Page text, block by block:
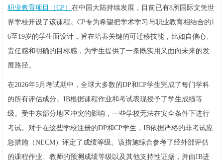
职业教育项目（CP）在中国大陆持续发展，目前已有8所国际文凭世
界学校开设了该课程。CP专为希望把学术学习与职业教育相结合的1
6至19岁的学生而设计，旨在培养关键的可迁移技能，比如自信心、
责任感和明确的目标感，为学生提供了一条既实用又面向未来的发
展路径。
在2026年5月考试期中，全球大多数的DP和CP学生完成了每门学科
的所有评估成分。IB根据课程作业和考试表现授予了学生成绩等
级。受中东部分地区冲突的影响，一些学校无法在安全条件下进行
考试。对于在这些学校注册的DP和CP学生，IB依据严格的非考试应
急措施（NECM）评定了成绩等级。该措施综合参考了经外部评估
的课程作业、教师的预测成绩等级以及其他支持性证据，并由IB进